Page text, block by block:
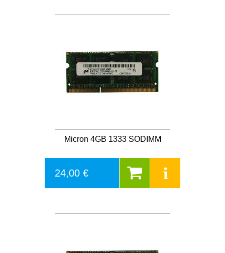
Micron 4GB 1333 SODIMM
24,00 €